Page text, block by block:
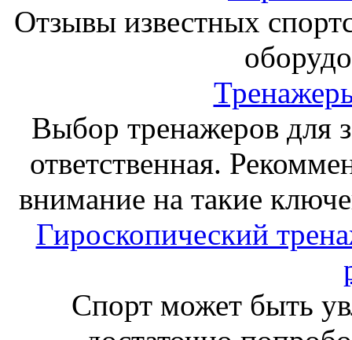
Отзывы известных
Выбор тренажеров для
ответственная.
внимание на такие
Гироскопический
Спорт может быть